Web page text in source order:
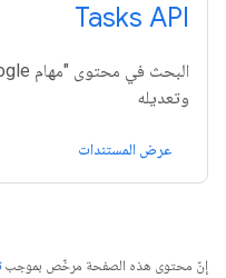
Tasks API
وتعديله
عرض المستندات
إنّ محتوى هذه الصفحة مرخّص بموجب